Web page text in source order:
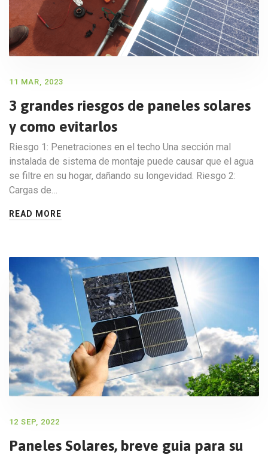
11 MAR, 2023
3 grandes riesgos de paneles solares
y como evitarlos
Riesgo 1: Penetraciones en el techo Una sección mal
instalada de sistema de montaje puede causar que el agua
se filtre en su hogar, dañando su longevidad. Riesgo 2:
Cargas de…
READ MORE
12 SEP, 2022
Paneles Solares, breve guia para su